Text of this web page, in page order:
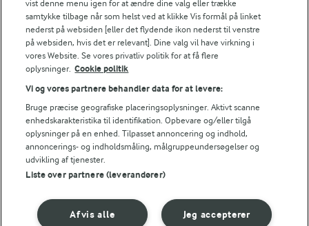
Energifordeling
ENERGI PR 100 G
Fiber:
2 g
Protein:
2,5 g
Fedt:
3,9 g
For at se denne video skal du give tilladelse
til de nødvendige cookies.
GIV TILLADELSE HER
RELATERET VIDEO
Sådan snitter du kål
hvordan du nemt snitter kål som rødkål, hvidkål, spidskål
og savojkål.
vist denne menu igen for at ændre dine valg eller trække
samtykke tilbage når som helst ved at klikke Vis formål på linket
nederst på websiden [eller det flydende ikon nederst til venstre
på websiden, hvis det er relevant]. Dine valg vil have virkning i
vores Website. Se vores privatliv politik for at få flere
oplysninger. Cookie politik
Vi og vores partnere behandler data for at levere:
Bruge præcise geografiske placeringsoplysninger. Aktivt scanne
enhedskarakteristika til identifikation. Opbevare og/eller tilgå
oplysninger på en enhed. Tilpasset annoncering og indhold,
annoncerings- og indholdsmåling, målgruppeundersøgelser og
udvikling af tjenester.
Liste over partnere (leverandører)
Jeg accepterer
Afvis alle